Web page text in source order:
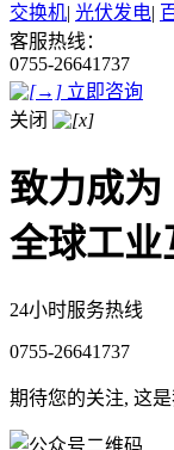
交换机| 光伏发电|
客服热线：
0755-26641737
立即咨询
关闭
致力成为
全球工业
24小时服务热线
0755-26641737
期待您的关注, 这是